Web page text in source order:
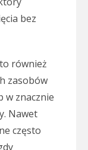
bez
również
zasobów
w znacznie
Nawet
często